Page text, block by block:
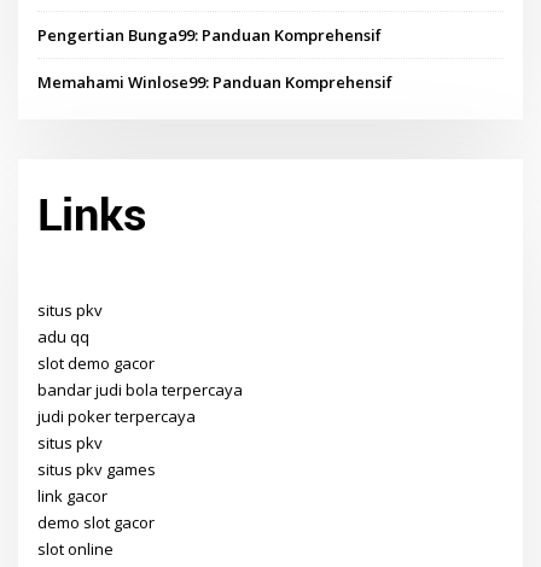
Pengertian Bunga99: Panduan Komprehensif
Memahami Winlose99: Panduan Komprehensif
Links
situs pkv
adu qq
slot demo gacor
bandar judi bola terpercaya
judi poker terpercaya
situs pkv
situs pkv games
link gacor
demo slot gacor
slot online